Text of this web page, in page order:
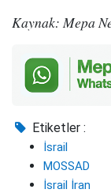
Kaynak: Mepa
Etiketler :
İsrail
MOSSAD
İsrail İran